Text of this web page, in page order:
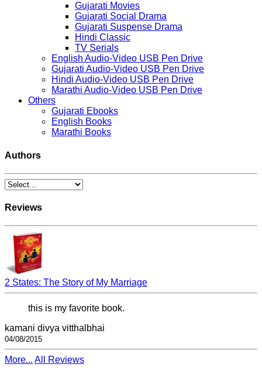
Gujarati Movies
Gujarati Social Drama
Gujarati Suspense Drama
Hindi Classic
TV Serials
English Audio-Video USB Pen Drive
Gujarati Audio-Video USB Pen Drive
Hindi Audio-Video USB Pen Drive
Marathi Audio-Video USB Pen Drive
Others
Gujarati Ebooks
English Books
Marathi Books
Authors
Reviews
2 States: The Story of My Marriage
this is my favorite book.
kamani divya vitthalbhai
04/08/2015
More... All Reviews